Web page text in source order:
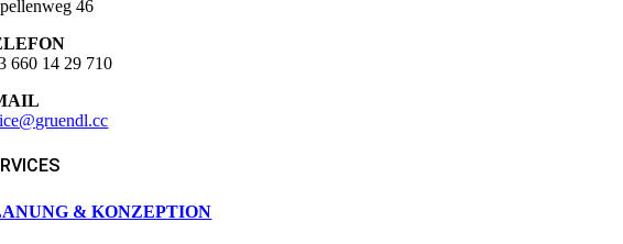
46
660 14 29 710
& KONZEPTION